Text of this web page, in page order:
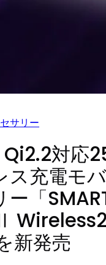
サリー
対応
ス充電モ
ー「
新発売